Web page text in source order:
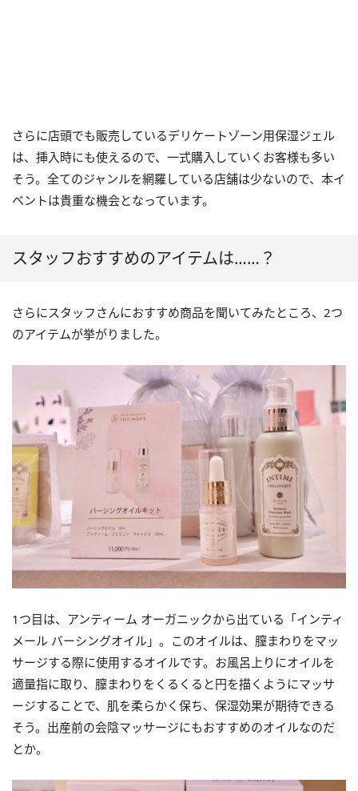
さらに店頭でも販売しているデリケートゾーン用保湿ジェル
は、挿入時にも使えるので、一式購入していくお客様も多い
そう。全てのジャンルを網羅している店舗は少ないので、本イ
ベントは貴重な機会となっています。
スタッフおすすめのアイテムは……？
さらにスタッフさんにおすすめ商品を聞いてみたところ、2つ
のアイテムが挙がりました。
1つ目は、アンティーム オーガニックから出ている「インティ
メール バーシングオイル」。このオイルは、膣まわりをマッ
サージする際に使用するオイルです。お風呂上りにオイルを
適量指に取り、膣まわりをくるくると円を描くようにマッサ
ージすることで、肌を柔らかく保ち、保湿効果が期待できる
そう。出産前の会陰マッサージにもおすすめのオイルなのだ
とか。